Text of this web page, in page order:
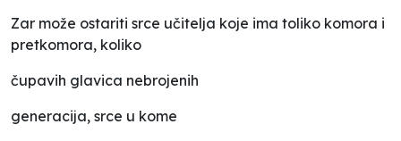
Zar može ostariti srce učitelja koje ima toliko komora i
pretkomora, koliko
čupavih glavica nebrojenih
generacija, srce u kome